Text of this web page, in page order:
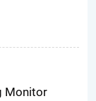
Monitor